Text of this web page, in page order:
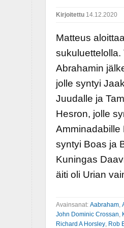
Kirjoitettu14.12.2020
Matteus
Abrahamin
jolle syntyi
Juudalle ja
Hesron, jolle
Amminadabille
syntyi Boas ja
Kuningas
äiti oli Urian
Avainsanat: Aabraham,
John Dominic Crossan
Richard A Horsley, Rob